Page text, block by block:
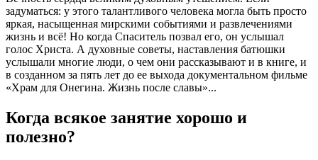
задуматься: у этого талантливого человека могла быть просто
яркая, насыщенная мирскими событиями и развлечениями
жизнь и всё! Но когда Спаситель позвал его, он услышал
голос Христа. А духовные советы, наставления батюшки
услышали многие люди, о чем они рассказывают и в книге, и
в созданном за пять лет до ее выхода документальном фильме
«Храм для Онегина. Жизнь после славы»...
Когда всякое занятие хорошо и
полезно?